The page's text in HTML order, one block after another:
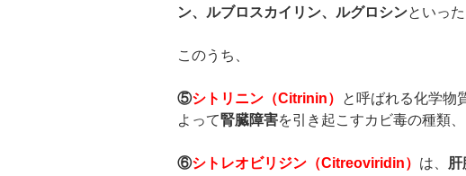
ン、ルブロスカイリン、ルグロシンといっ
このうち、
⑤シトリニン（Citrinin）
と呼ばれる化学物
よって腎臓障害を引き起こすカビ毒の種類、
⑥シトレオビリジン（Citreoviridin） は、 肝